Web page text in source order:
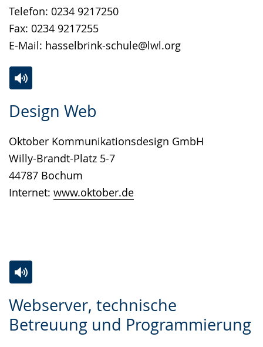
Telefon: 0234 9217250
Fax: 0234 9217255
E-Mail: hasselbrink-schule@lwl.org
Design Web
Oktober Kommunikationsdesign GmbH
Willy-Brandt-Platz 5-7
44787 Bochum
Internet: www.oktober.de
Leichten
wechseln.
Audio-
Video
Deutscher
Gebärdensprache
wird
angezeigt.
Webserver, technische
Betreuung und Programmierung
Leichten
Sprache
Audio-
Unterstützung.
Video
in